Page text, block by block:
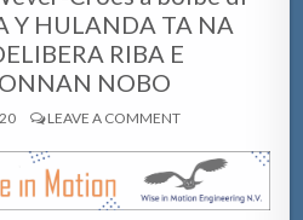
Y HULANDA TA NA
RIBA E
NOBO
LEAVE A COMMENT